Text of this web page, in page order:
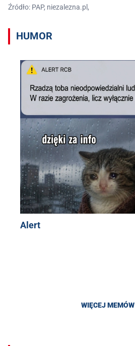
Źródło: PAP, niezalezna.pl,
HUMOR
Alert
WIĘCEJ MEMÓW